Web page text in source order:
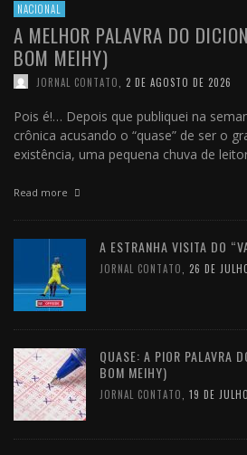
NACIONAL
A MELHOR PALAVRA DO
BOM MEIHY)
JORNAL CONTATO 2 DE AGOSTO DE 2026
Pois é!… Depois que publiquei na
crônica acusando o “quase” de ser o
existência, uma pequena chuva de
Read more
A ESTRANHA VISITA DO
JORNAL CONTATO 26 DE
QUASE: A PIOR PALAVRA
BOM MEIHY)
JORNAL CONTATO 19 DE